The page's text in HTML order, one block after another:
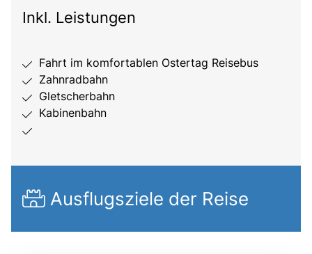
Inkl. Leistungen
Fahrt im komfortablen Ostertag Reisebus
Zahnradbahn
Gletscherbahn
Kabinenbahn
Ausflugsziele der Reise